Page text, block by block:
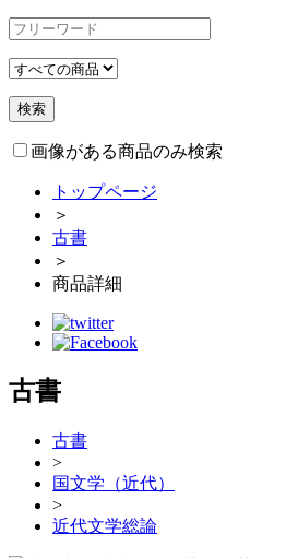
画像がある商品のみ検索
トップページ
＞
古書
＞
商品詳細
古書
古書
>
国文学（近代）
>
近代文学総論